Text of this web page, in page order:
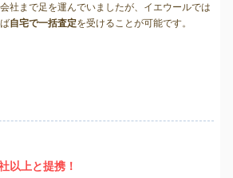
社まで足を運んでいましたが、イエウールでは
自宅で一括査定を受けることが可能です。
以上と提携！